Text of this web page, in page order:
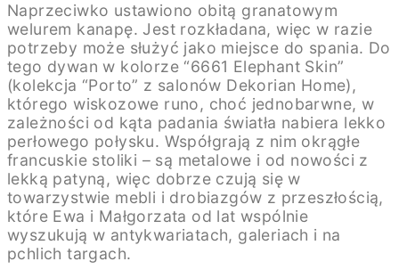
Naprzeciwko ustawiono obitą granatowym
welurem kanapę. Jest rozkładana, więc w razie
potrzeby może służyć jako miejsce do spania. Do
tego dywan w kolorze “6661 Elephant Skin”
(kolekcja “Porto” z salonów Dekorian Home),
którego wiskozowe runo, choć jednobarwne, w
zależności od kąta padania światła nabiera lekko
perłowego połysku. Współgrają z nim okrągłe
francuskie stoliki – są metalowe i od nowości z
lekką patyną, więc dobrze czują się w
towarzystwie mebli i drobiazgów z przeszłością,
które Ewa i Małgorzata od lat wspólnie
wyszukują w antykwariatach, galeriach i na
pchlich targach.